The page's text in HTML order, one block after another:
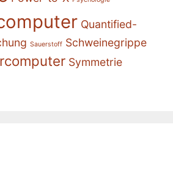
Quantified-
Sauerstoff Schweinegrippe
Symmetrie